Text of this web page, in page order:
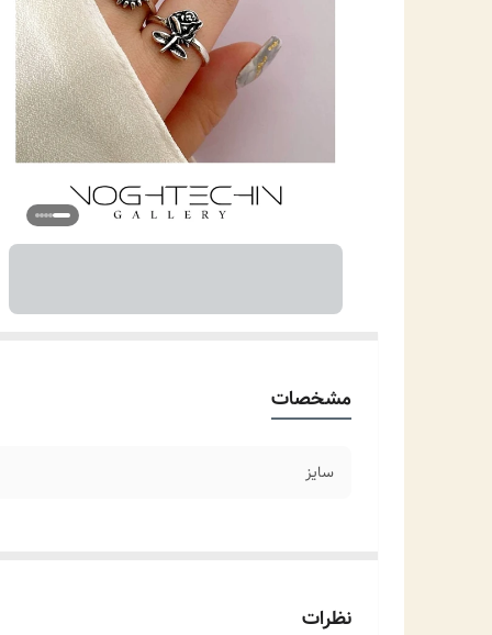
مشخصات
سایز
نظرات